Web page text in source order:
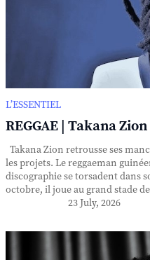
L’ESSENTIEL
REGGAE | Takana
Takana Zion retrousse ses
les projets. Le reggaeman
discographie se torsadent dans
octobre, il joue au grand stade
23 July, 2026